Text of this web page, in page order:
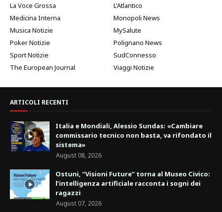
La Voce Grossa
L'Atlantico
Medicina Interna
Monopoli News
Musica Notizie
MySalute
Poker Notizie
Polignano News
Sport Notizie
SudConnesso
The European Journal
Viaggi Notizie
ARTICOLI RECENTI
Italia e Mondiali, Alessio Sundas: «Cambiare
commissario tecnico non basta, va rifondato il
sistema»
August 08, 2026
Ostuni, “Visioni Future” torna al Museo Civico:
l’intelligenza artificiale racconta i sogni dei
ragazzi
August 07, 2026